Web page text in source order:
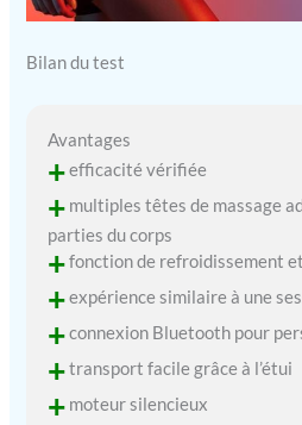
Bilan du test
Avantages
+efficacité vérifiée
+ multiples têtes de massage
parties du corps
+fonction de refroidissement
+expérience similaire à une
+connexion Bluetooth pour
+transport facile grâce à l’étui
+ moteur silencieux